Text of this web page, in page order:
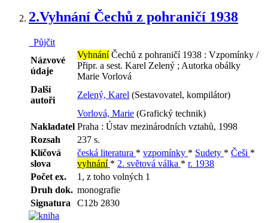
2.Vyhnání Čechů z pohraničí 1938
Půjčit
Názvové
údaje
VyhnáníČechů z pohraničí 1938 : Vzpomínky /
Připr. a sest. Karel Zelený ; Autorka obálky
Marie Vorlová
Další
autoři
Zelený, Karel (Sestavovatel, kompilátor)
Vorlová, Marie (Grafický technik)
Nakladatel Praha : Ústav mezinárodních vztahů, 1998
Rozsah
237 s.
Klíčová
slova
česká literatura * vzpomínky * Sudety * Češi *
vyhnání * 2. světová válka * r. 1938
Počet ex.
1, z toho volných 1
Druh dok. monografie
Signatura
C12b 2830